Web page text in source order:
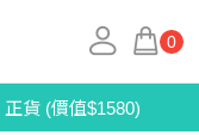
0
正貨 (價值$1580)